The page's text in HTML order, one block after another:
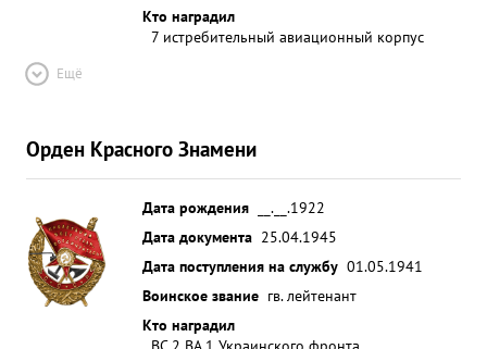
противника атакует дерзко и умело. Летает
грамотно без аварий и поломок. Не имеет ни
одного случая потери ориентировки. Летает
Кто наградил
7 истребительный авиационный корпус
Ещё
Орден Красного Знамени
Дата рождения
__.__.1922
Дата документа 25.04.1945
Дата поступления на службу 01.05.1941
Воинское звание гв. лейтенант
Кто наградил